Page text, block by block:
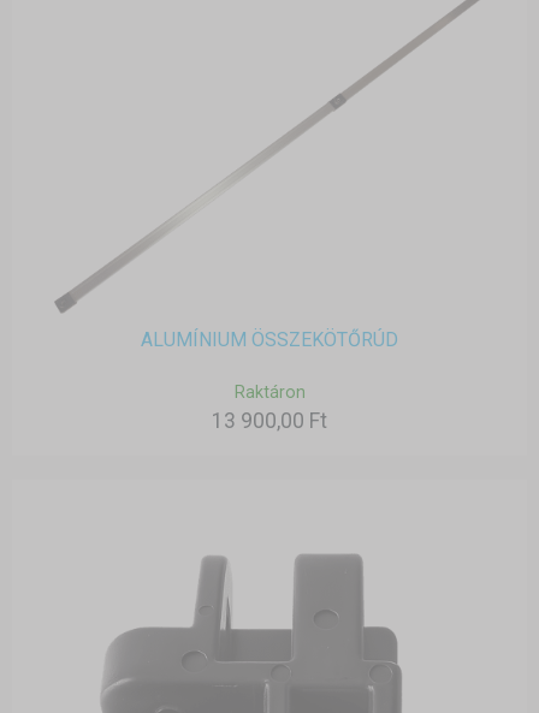
ALUMÍNIUM ÖSSZEKÖTŐRÚD
Raktáron
13 900,00 Ft